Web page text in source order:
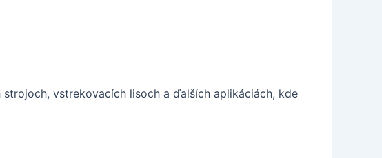
vstrekovacích lisoch a ďalších aplikáciách, kde